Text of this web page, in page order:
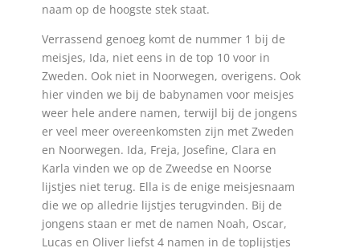
naam op de hoogste stek staat.
Verrassend genoeg komt de nummer 1 bij de
meisjes, Ida, niet eens in de top 10 voor in
Zweden. Ook niet in Noorwegen, overigens. Ook
hier vinden we bij de babynamen voor meisjes
weer hele andere namen, terwijl bij de jongens
er veel meer overeenkomsten zijn met Zweden
en Noorwegen. Ida, Freja, Josefine, Clara en
Karla vinden we op de Zweedse en Noorse
lijstjes niet terug. Ella is de enige meisjesnaam
die we op alledrie lijstjes terugvinden. Bij de
jongens staan er met de namen Noah, Oscar,
Lucas en Oliver liefst 4 namen in de toplijstjes